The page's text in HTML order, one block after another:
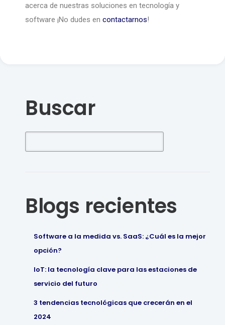
acerca de nuestras soluciones en tecnología y
software ¡No dudes en contactarnos!
Buscar
Blogs recientes
Software a la medida vs. SaaS: ¿Cuál es la mejor
opción?
IoT: la tecnología clave para las estaciones de
servicio del futuro
3 tendencias tecnológicas que crecerán en el
2024